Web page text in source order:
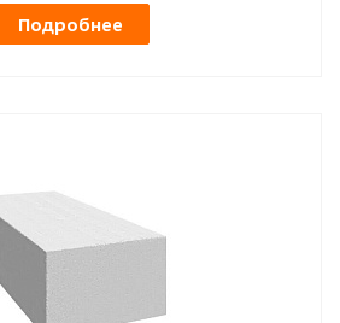
Подробнее